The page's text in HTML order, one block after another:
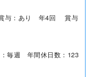
与：あり 年4回 賞与
毎週 年間休日数：123